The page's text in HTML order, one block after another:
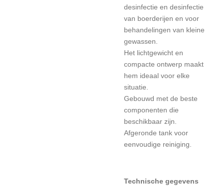
desinfectie en desinfectie
van boerderijen en voor
behandelingen van kleine
gewassen.
Het lichtgewicht en
compacte ontwerp maakt
hem ideaal voor elke
situatie.
Gebouwd met de beste
componenten die
beschikbaar zijn.
Afgeronde tank voor
eenvoudige reiniging.
Technische gegevens